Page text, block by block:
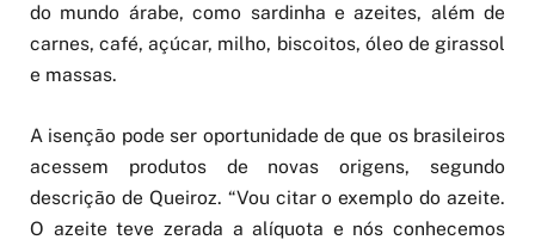
do mundo árabe, como sardinha e azeites, além de
carnes, café, açúcar, milho, biscoitos, óleo de girassol
e massas.
A isenção pode ser oportunidade de que os brasileiros
acessem produtos de novas origens, segundo
descrição de Queiroz. “Vou citar o exemplo do azeite.
O azeite teve zerada a alíquota e nós conhecemos